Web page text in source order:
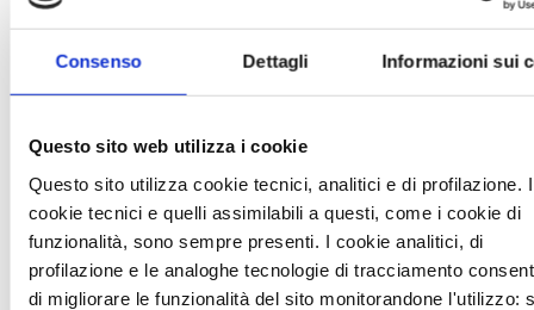
Consenso Dettagli Informazioni sui
Questo sito web utilizza i cookie
Questo sito utilizza cookie tecnici, analitici e di profilazione. I
cookie tecnici e quelli assimilabili a questi, come i cookie di
funzionalità, sono sempre presenti. I cookie analitici, di
profilazione e le analoghe tecnologie di tracciamento
di migliorare le funzionalità del sito monitorandone l'utilizzo:
strada. Tra le novità di interesse per le imprese del...